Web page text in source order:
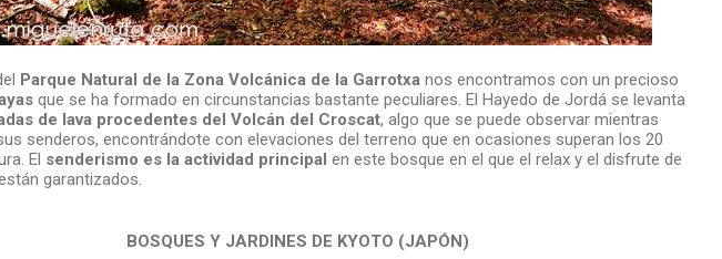
Parque Natural de la Zona Volcánica de la Garrotxanos encontramos con un precioso
que se ha formado en circunstancias bastante peculiares. El Hayedo de Jordá se levanta
de lava procedentes del Volcán del Croscat, algo que se puede observar mientras
senderos, encontrándote con elevaciones del terreno que en ocasiones superan los 20
El senderismo es la actividad principal en este bosque en el que el relax y el disfrute de
garantizados.
BOSQUES Y JARDINES DE KYOTO (JAPÓN)